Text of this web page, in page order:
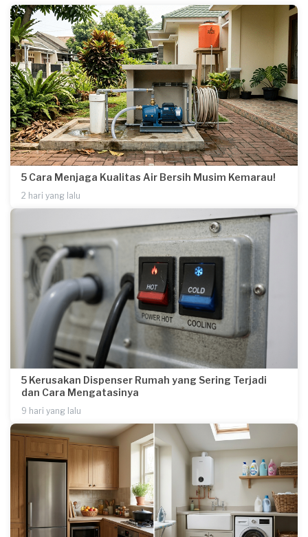
5 Cara Menjaga Kualitas Air Bersih Musim Kemarau!
2 hari yang lalu
5 Kerusakan Dispenser Rumah yang Sering Terjadi
dan Cara Mengatasinya
9 hari yang lalu